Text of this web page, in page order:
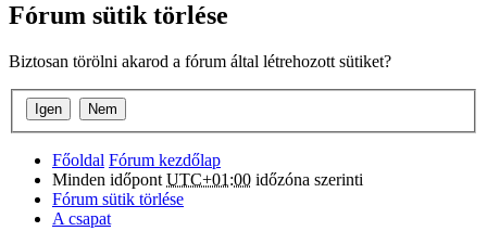
Fórum sütik törlése
Biztosan törölni akarod a fórum által létrehozott sütiket?
Főoldal Fórum kezdőlap
Minden időpont UTC+01:00 időzóna szerinti
Fórum sütik törlése
A csapat